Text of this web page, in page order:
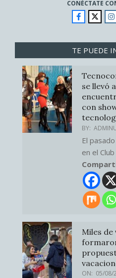
CONÉCTATE
TE PUEDE
se llevó
con
BY:
El
en el
Miles de
ON: 05/08/